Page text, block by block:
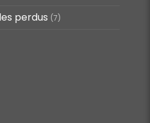
perdus (7)